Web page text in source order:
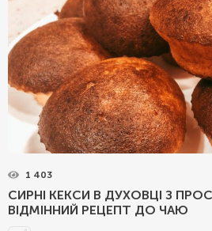
1 403
СИРНІ КЕКСИ В ДУХОВЦІ З
ВІДМІННИЙ РЕЦЕПТ ДО ЧАЮ